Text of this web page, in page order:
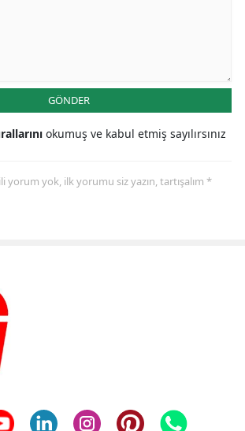
GÖNDER
okumuş ve kabul etmiş sayılırsınız
yorum yok, ilk yorumu siz yazın, tartışalım *